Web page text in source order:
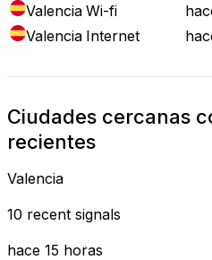
Valencia Wi-fi
Valencia Internet
Ciudades cercanas
recientes
Valencia
10 recent signals
hace 15 horas